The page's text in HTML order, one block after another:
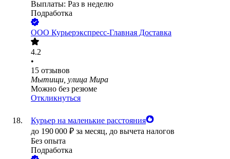
Выплаты: Раз в неделю
Подработка
ООО Курьерэкспресс-Главная Доставка
4.2
•
15 отзывов
Мытищи, улица Мира
Можно без резюме
Откликнуться
Курьер на маленькие расстояния
до 190 000 ₽ за месяц, до вычета налогов
Без опыта
Подработка